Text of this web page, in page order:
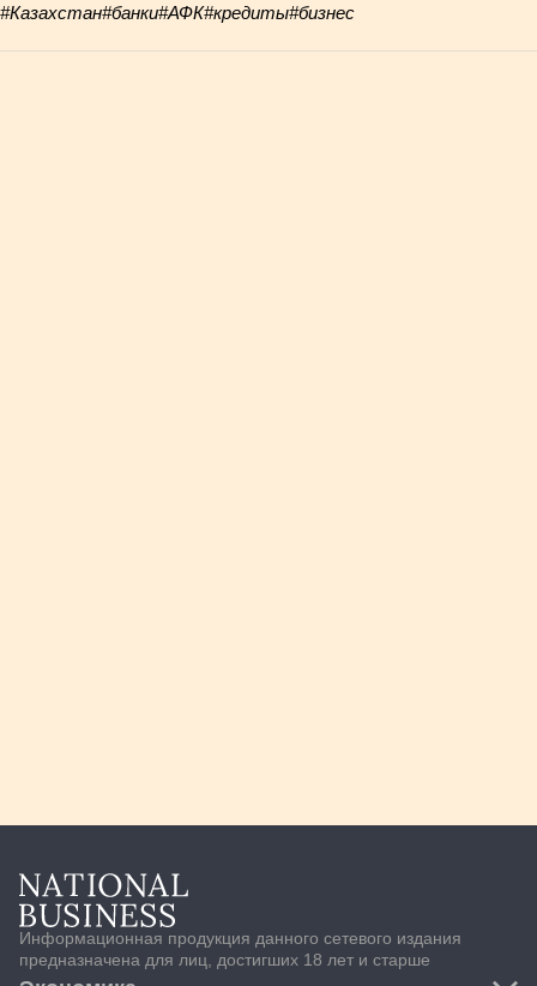
#Казахстан#банки#АФК#кредиты#бизнес
Информационная продукция данного сетевого издания
предназначена для лиц, достигших 18 лет и старше